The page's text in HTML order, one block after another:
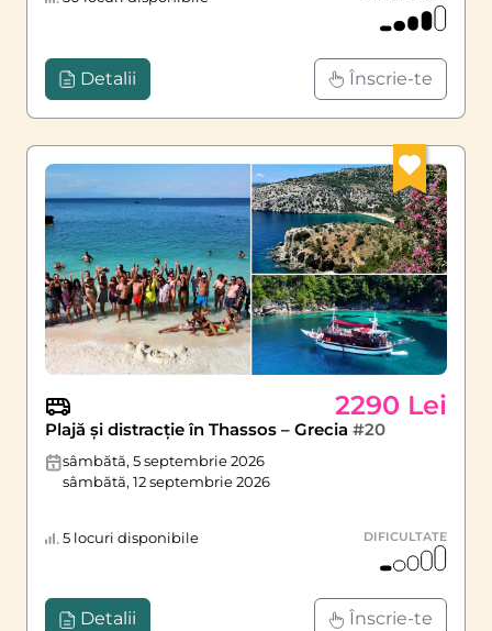
Detalii Înscrie-te
2290 Lei
Plajă și distracție în Thassos – Grecia #20
sâmbătă, 5 septembrie 2026
sâmbătă, 12 septembrie 2026
5 locuri disponibile DIFICULTATE
Detalii Înscrie-te